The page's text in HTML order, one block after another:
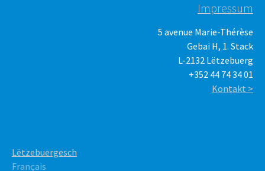
Impressum
5 avenue Marie-Thérèse
Gebai H, 1. Stack
L-2132 Lëtzebuerg
+352 44 74 34 01
Kontakt >
Lëtzebuergesch
Français